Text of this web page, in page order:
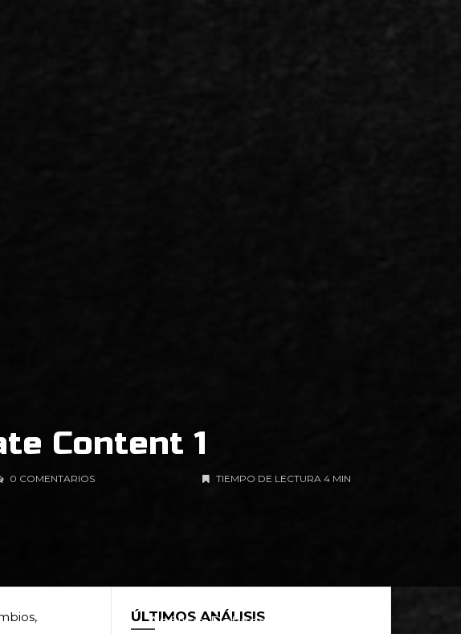
Content 1
TIEMPO DE LECTURA 4 MIN
0 COMENTARIOS
ÚLTIMOS ANÁLISIS
Análisis: Defiance 2050